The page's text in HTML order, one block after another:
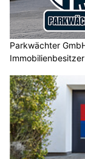
Parkwächter
Immobilienbesitzer